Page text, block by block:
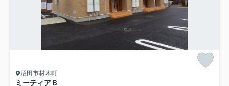
沼田市材木町
ミーティアＢ